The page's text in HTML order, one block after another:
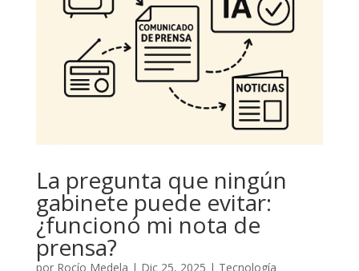
La pregunta que ningún
gabinete puede evitar:
¿funcionó mi nota de
prensa?
por Rocío Medela | Dic 25, 2025 | Tecnología